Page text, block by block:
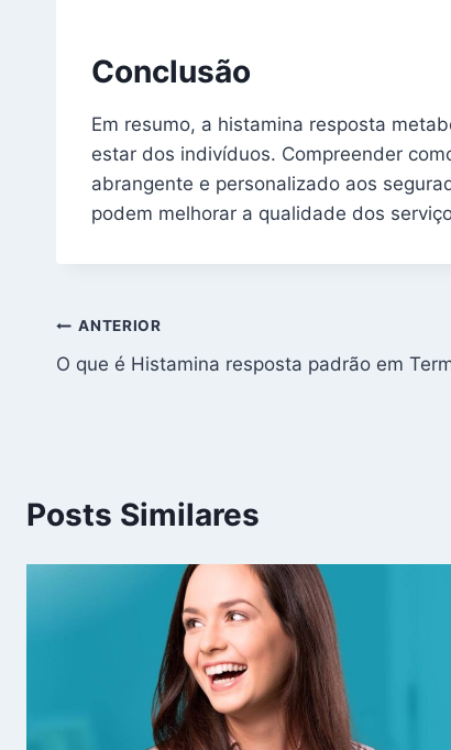
Conclusão
Em resumo, a histamina resposta
estar dos indivíduos. Compreender
abrangente e personalizado aos
podem melhorar a qualidade dos
Navegação
de
ANTERIOR
O que é Histamina resposta padrão em
Posts Similares